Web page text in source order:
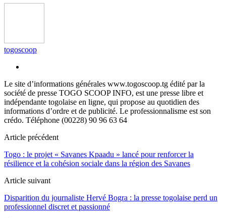
togoscoop
Le site d’informations générales www.togoscoop.tg édité par la
société de presse TOGO SCOOP INFO, est une presse libre et
indépendante togolaise en ligne, qui propose au quotidien des
informations d’ordre et de publicité. Le professionnalisme est son
crédo. Téléphone (00228) 90 96 63 64
Article précédent
Togo : le projet « Savanes Kpaadu » lancé pour renforcer la
résilience et la cohésion sociale dans la région des Savanes
Article suivant
Disparition du journaliste Hervé Bogra : la presse togolaise perd un
professionnel discret et passionné